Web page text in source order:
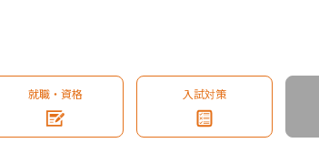
就職・資格 入試対策